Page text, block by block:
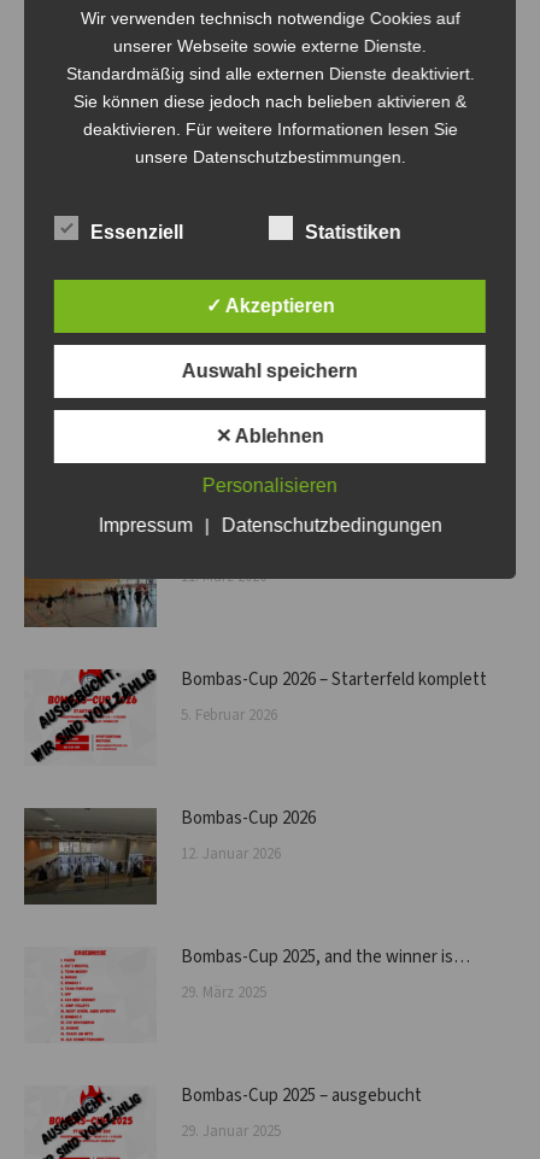
Vorheriger
Beitrag:
theosgym Beach-Cup 2019 – Update
17.03.2019
NÄCHSTES
Beitrag:
Quadro Mixed Turnier in Hennigsdorf –
Related Posts
Der Bombas-Cup 2026 lockt die Volleyball-
Elite in die Halle
14. März 2026
Bombas-Cup 2026 – Update 11.03.2026
11. März 2026
Bombas-Cup 2026 – Starterfeld komplett
5. Februar 2026
Bombas-Cup 2026
12. Januar 2026
Bombas-Cup 2025, and the winner is…
29. März 2025
Bombas-Cup 2025 – ausgebucht
29. Januar 2025
Wir verwenden technisch notwendige Cookies auf
unserer Webseite sowie externe Dienste.
Standardmäßig sind alle externen Dienste deaktiviert.
Sie können diese jedoch nach belieben aktivieren &
deaktivieren. Für weitere Informationen lesen Sie
unsere Datenschutzbestimmungen.
Essenziell Statistiken
✓ Akzeptieren
Auswahl speichern
✕ Ablehnen
Personalisieren
Impressum
| Datenschutzbedingungen